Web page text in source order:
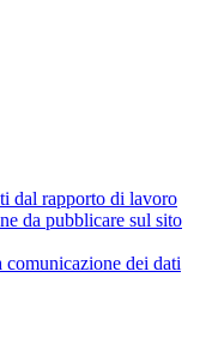
dal rapporto di lavoro
da pubblicare sul sito
comunicazione dei dati